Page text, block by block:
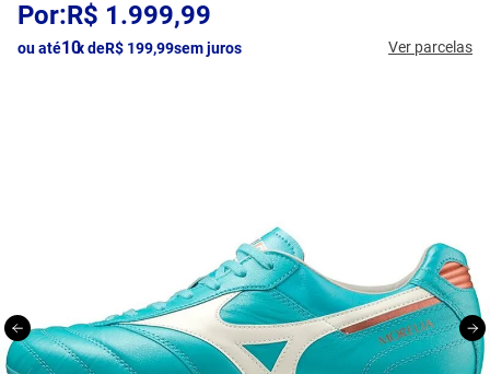
R$ 1.999,99
ou até10x deR$ 199,99sem juros Ver parcelas